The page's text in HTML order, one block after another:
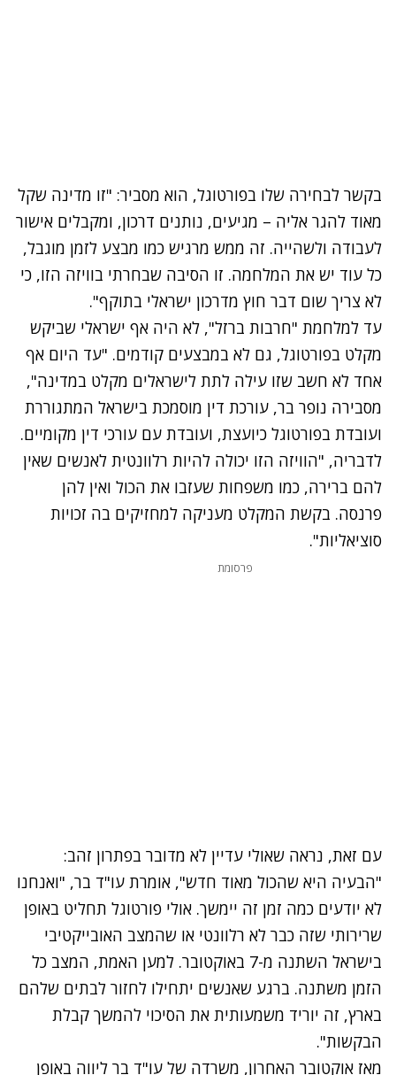
בקשר לבחירה שלו בפורטוגל, הוא מסביר: "זו מדינה שקל
מאוד להגר אליה – מגיעים, נותנים דרכון, ומקבלים אישור
לעבודה ולשהייה. זה ממש מרגיש כמו מבצע לזמן מוגבל,
כל עוד יש את המלחמה. זו הסיבה שבחרתי בוויזה הזו, כי
לא צריך שום דבר חוץ מדרכון ישראלי בתוקף".
עד למלחמת "חרבות ברזל", לא היה אף ישראלי שביקש
מקלט בפורטוגל, גם לא במבצעים קודמים. "עד היום אף
אחד לא חשב שזו עילה לתת לישראלים מקלט במדינה",
מסבירה נופר בר, עורכת דין מוסמכת בישראל המתגוררת
ועובדת בפורטוגל כיועצת, ועובדת עם עורכי דין מקומיים.
לדבריה, "הוויזה הזו יכולה להיות רלוונטית לאנשים שאין
להם ברירה, כמו משפחות שעזבו את הכול ואין להן
פרנסה. בקשת המקלט מעניקה למחזיקים בה זכויות
סוציאליות".
פרסומת
עם זאת, נראה שאולי עדיין לא מדובר בפתרון זהב:
"הבעיה היא שהכול מאוד חדש", אומרת עו"ד בר, "ואנחנו
לא יודעים כמה זמן זה יימשך. אולי פורטוגל תחליט באופן
שרירותי שזה כבר לא רלוונטי או שהמצב האובייקטיבי
בישראל השתנה מ-7 באוקטובר. למען האמת, המצב כל
הזמן משתנה. ברגע שאנשים יתחילו לחזור לבתים שלהם
בארץ, זה יוריד משמעותית את הסיכוי להמשך קבלת
הבקשות".
מאז אוקטובר האחרון, משרדה של עו"ד בר ליווה באופן